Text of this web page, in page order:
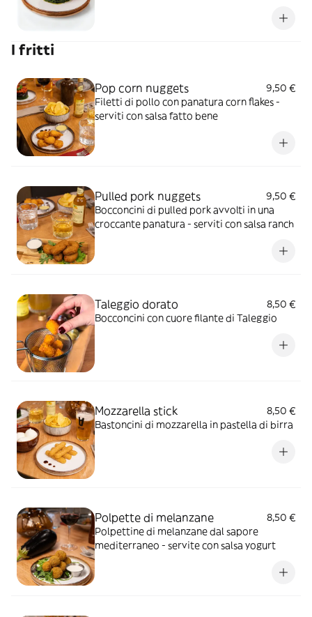
I fritti
Pop corn nuggets
9,50 €
Filetti di pollo con panatura corn flakes -
serviti con salsa fatto bene
Pulled pork nuggets
9,50 €
Bocconcini di pulled pork avvolti in una
croccante panatura - serviti con salsa ranch
Taleggio dorato
8,50 €
Bocconcini con cuore filante di Taleggio
Mozzarella stick
8,50 €
Bastoncini di mozzarella in pastella di birra
Polpette di melanzane
8,50 €
Polpettine di melanzane dal sapore
mediterraneo - servite con salsa yogurt